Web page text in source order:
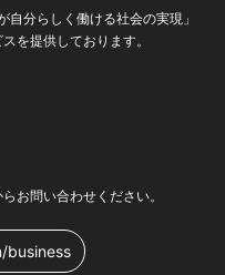
分らしく働ける社会の実現」
を提供しております。
お問い合わせください。
business